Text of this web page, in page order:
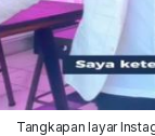
Tangkapan layar